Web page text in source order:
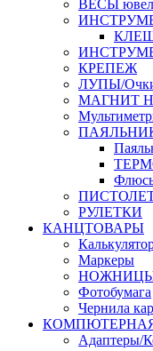
ВЕСЫ
КРЕПЕЖ
ЛУПЫ/
МАГНИТ
РУЛЕТКИ
КАНЦТОВАРЫ
Маркеры
Фотобумага
Чернила
Адаптеры/